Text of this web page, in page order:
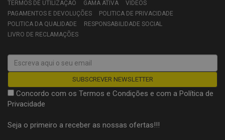
TERMOS DE UTILIZAÇÃO
GAMA ATIVA
VIDEOS
PAGAMENTOS E DEVOLUÇÕES
POLITICA DE PRIVACIDADE
POLITICA DA QUALIDADE
RESPONSABILIDADE SOCIAL
LIVRO DE RECLAMAÇÕES
Concordo com os Termos e Condições e com a Política de
Privacidade
Seja o primeiro a receber as nossas ofertas!!!